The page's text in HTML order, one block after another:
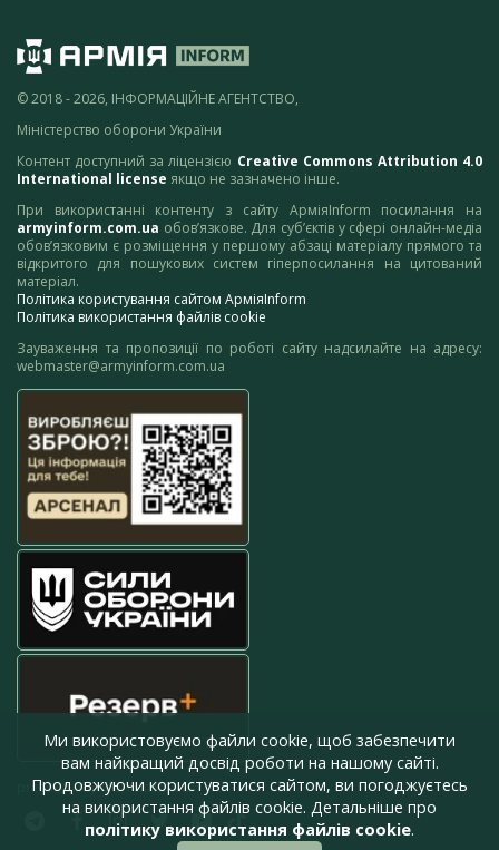
© 2018 - 2026, ІНФОРМАЦІЙНЕ АГЕНТСТВО,
Міністерство оборони України
Контент доступний за ліцензією Creative Commons Attribution 4.0
International license якщо не зазначено інше.
При використанні контенту з сайту АрміяInform посилання на
armyinform.com.ua обов’язкове. Для суб’єктів у сфері онлайн-медіа
обов’язковим є розміщення у першому абзаці матеріалу прямого та
відкритого для пошукових систем гіперпосилання на цитований
матеріал.
Політика користування сайтом АрміяInform
Політика використання файлів cookie
Зауваження та пропозиції по роботі сайту надсилайте на адресу:
webmaster@armyinform.com.ua
press@armyinform.com.ua
Ми використовуємо файли cookie, щоб забезпечити
вам найкращий досвід роботи на нашому сайті.
Продовжуючи користуватися сайтом, ви погоджуєтесь
на використання файлів cookie. Детальніше про
політику використання файлів cookie.